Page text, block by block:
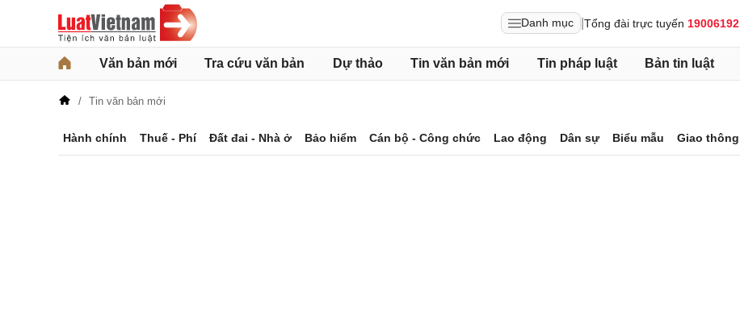
Danh mục Tổng đài trực tuyến 19006192
Văn bản mới Tra cứu văn bản Dự thảo Tin văn bản mới Tin pháp luật Bản tin luật
Tin văn bản mới
Hành chính Thuế - Phí Đất đai - Nhà ở Bảo hiểm Cán bộ - Công chức Lao động Dân sự Biểu mẫu Giao thông